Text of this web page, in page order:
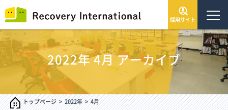
トップページ
会社情報
サービス・事業
採用サイト
2022年4月アーカイブ
トップページ 2022年 4月